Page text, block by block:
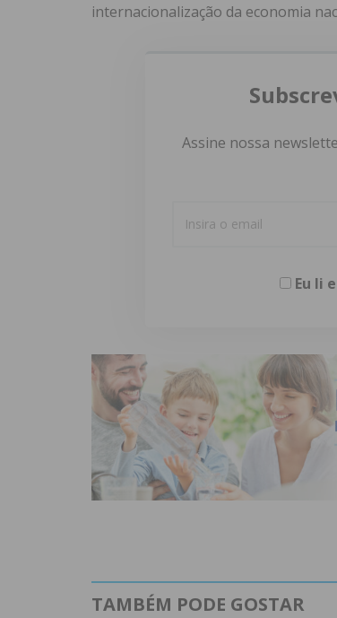
internacionalização da economia
Assine nossa
Eu li
TAMBÉM PODE GOSTAR